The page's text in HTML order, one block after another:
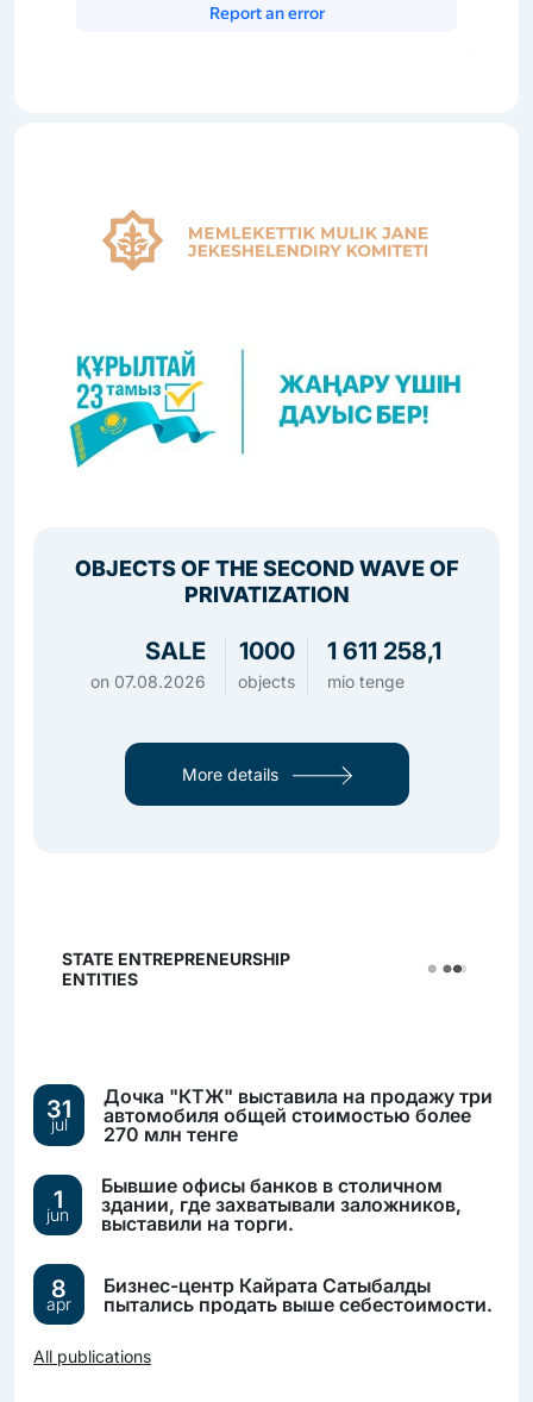
OBJECTS OF THE SECOND WAVE OF
PRIVATIZATION
SALE
on 07.08.2026
1000
objects
1 611 258,1
mio tenge
More details
STATE ENTREPRENEURSHIP
ENTITIES
31
jul
Дочка "КТЖ" выставила на продажу три
автомобиля общей стоимостью более
270 млн тенге
1
jun
Бывшие офисы банков в столичном
здании, где захватывали заложников,
выставили на торги.
8
apr
Бизнес-центр Кайрата Сатыбалды
пытались продать выше себестоимости.
All publications